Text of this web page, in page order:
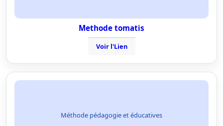
Methode tomatis
Voir l'Lien
Méthode pédagogie et éducatives